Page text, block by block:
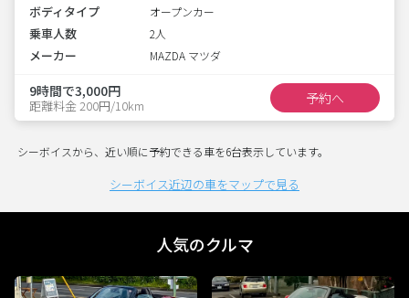
ボディタイプ オープンカー
乗車人数 2人
メーカー MAZDA マツダ
9時間で3,000円
距離料金 200円/10km 予約へ
シーボイスから、近い順に予約できる車を6台表示しています。
シーボイス近辺の車をマップで見る
人気のクルマ